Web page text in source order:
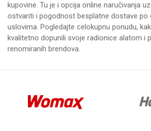
kupovine. Tu je i opcija online naručivanja
ostvariti i pogodnost besplatne dostave po
uslovima. Pogledajte celokupnu ponudu,
kvalitetno dopunili svoje radionice alatom i
renomiranih brendova.